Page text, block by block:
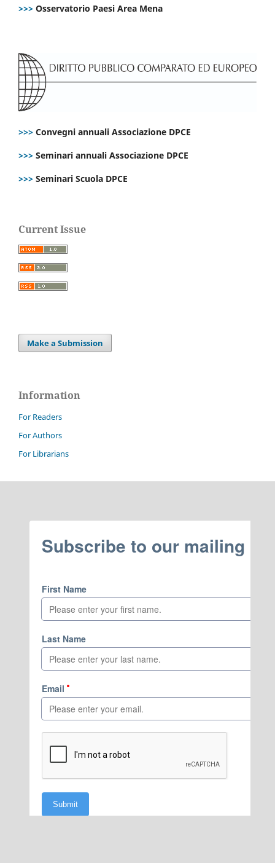
>>> Osservatorio Paesi Area Mena
>>> Convegni annuali Associazione DPCE
>>> Seminari annuali Associazione DPCE
>>> Seminari Scuola DPCE
Current Issue
Make a Submission
Information
For Readers
For Authors
For Librarians